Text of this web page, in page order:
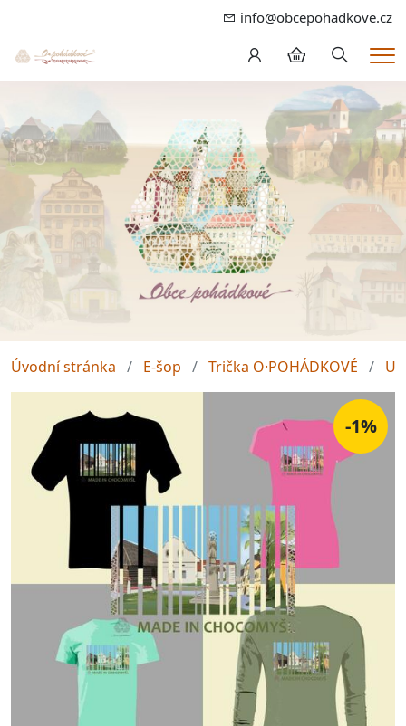
info@obcepohadkove.cz
Hledání
Úvodní stránka E-šop Trička O·POHÁDKOVÉ
-1%